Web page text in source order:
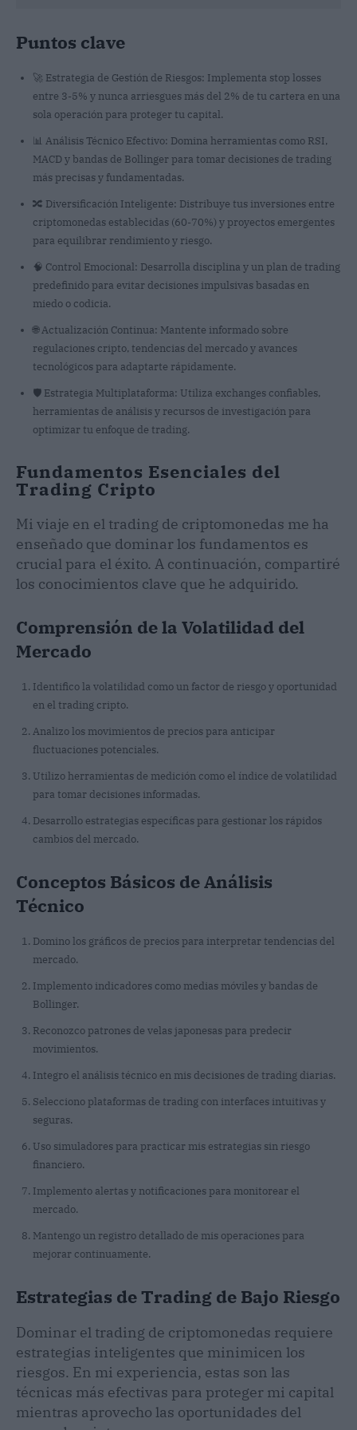
Puntos clave
🚀 Estrategia de Gestión de Riesgos: Implementa stop losses
entre 3-5% y nunca arriesgues más del 2% de tu cartera en una
sola operación para proteger tu capital.
📊 Análisis Técnico Efectivo: Domina herramientas como RSI,
MACD y bandas de Bollinger para tomar decisiones de trading
más precisas y fundamentadas.
🔀 Diversificación Inteligente: Distribuye tus inversiones entre
criptomonedas establecidas (60-70%) y proyectos emergentes
para equilibrar rendimiento y riesgo.
🧠 Control Emocional: Desarrolla disciplina y un plan de trading
predefinido para evitar decisiones impulsivas basadas en
miedo o codicia.
🌐 Actualización Continua: Mantente informado sobre
regulaciones cripto, tendencias del mercado y avances
tecnológicos para adaptarte rápidamente.
🛡️ Estrategia Multiplataforma: Utiliza exchanges confiables,
herramientas de análisis y recursos de investigación para
optimizar tu enfoque de trading.
Fundamentos Esenciales del
Trading Cripto
Mi viaje en el trading de criptomonedas me ha
enseñado que dominar los fundamentos es
crucial para el éxito. A continuación, compartiré
los conocimientos clave que he adquirido.
Comprensión de la Volatilidad del
Mercado
Identifico la volatilidad como un factor de riesgo y oportunidad
en el trading cripto.
Analizo los movimientos de precios para anticipar
fluctuaciones potenciales.
Utilizo herramientas de medición como el índice de volatilidad
para tomar decisiones informadas.
Desarrollo estrategias específicas para gestionar los rápidos
cambios del mercado.
Conceptos Básicos de Análisis
Técnico
Domino los gráficos de precios para interpretar tendencias del
mercado.
Implemento indicadores como medias móviles y bandas de
Bollinger.
Reconozco patrones de velas japonesas para predecir
movimientos.
Integro el análisis técnico en mis decisiones de trading diarias.
Selecciono plataformas de trading con interfaces intuitivas y
seguras.
Uso simuladores para practicar mis estrategias sin riesgo
financiero.
Implemento alertas y notificaciones para monitorear el
mercado.
Mantengo un registro detallado de mis operaciones para
mejorar continuamente.
Estrategias de Trading de Bajo Riesgo
Dominar el trading de criptomonedas requiere
estrategias inteligentes que minimicen los
riesgos. En mi experiencia, estas son las
técnicas más efectivas para proteger mi capital
mientras aprovecho las oportunidades del